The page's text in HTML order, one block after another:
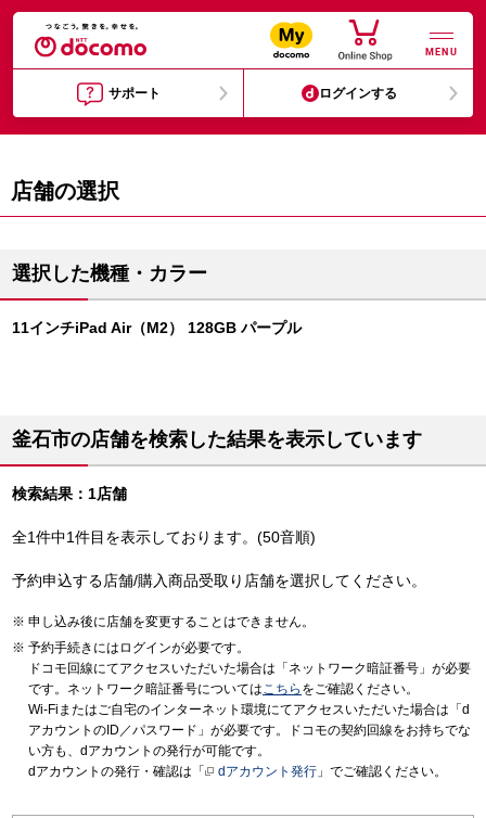
MENU
サポート ログインする
店舗の選択
選択した機種・カラー
11インチiPad Air（M2） 128GB パープル
釜石市の店舗を検索した結果を表示しています
検索結果：1店舗
全1件中1件目を表示しております。(50音順)
予約申込する店舗/購入商品受取り店舗を選択してください。
申し込み後に店舗を変更することはできません。
予約手続きにはログインが必要です。
ドコモ回線にてアクセスいただいた場合は「ネットワーク暗証番号」が必要
です。ネットワーク暗証番号についてはこちら をご確認ください。
Wi-Fiまたはご自宅のインターネット環境にてアクセスいただいた場合は「d
アカウントのID／パスワード」が必要です。ドコモの契約回線をお持ちでな
い方も、dアカウントの発行が可能です。
dアカウントの発行・確認は「
dアカウント発行 」でご確認ください。